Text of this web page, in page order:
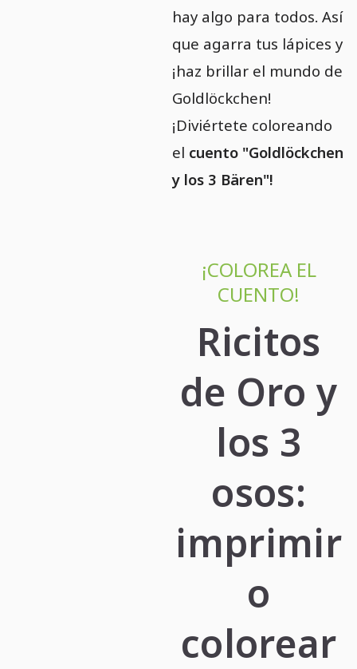
hay algo para todos. Así
que agarra tus lápices y
¡haz brillar el mundo de
Goldlöckchen!
¡Diviértete coloreando
el cuento "Goldlöckchen
y los 3 Bären"!
¡COLOREA EL
CUENTO!
Ricitos
de Oro y
los 3
osos:
imprimir
o
colorear